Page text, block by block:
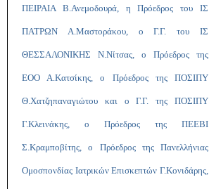
ΠΕΙΡΑΙΑ Β.Ανεμοδουρά, η Πρόεδρος του ΙΣ
ΠΑΤΡΩΝ Α.Μαστοράκου, ο Γ.Γ. του ΙΣ
ΘΕΣΣΑΛΟΝΙΚΗΣ Ν.Νίτσας, ο Πρόεδρος της
ΕΟΟ Α.Κατσίκης, ο Πρόεδρος της ΠΟΣΙΠΥ
Θ.Χατζηπαναγιώτου και ο Γ.Γ. της ΠΟΣΙΠΥ
Γ.Κλεινάκης, ο Πρόεδρος της ΠΕΕΒΙ
Σ.Κραμποβίτης, ο Πρόεδρος της Πανελλήνιας
Ομοσπονδίας Ιατρικών Επισκεπτών Γ.Κονιδάρης,